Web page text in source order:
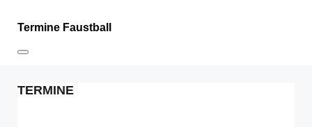
Termine Faustball
TERMINE